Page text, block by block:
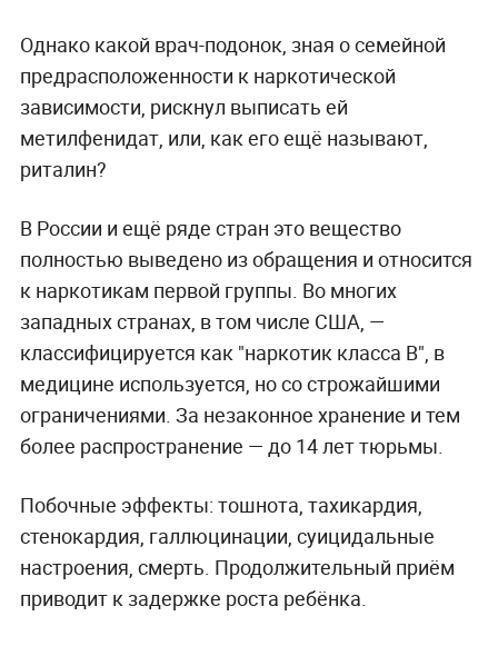
Однако какой врач-подонок, зная о семейной
предрасположенности к наркотической
зависимости, рискнул выписать ей
метилфенидат, или, как его ещё называют,
риталин?
В России и ещё ряде стран это вещество
полностью выведено из обращения и относится
к наркотикам первой группы. Во многих
западных странах, в том числе США, —
классифицируется как "наркотик класса В", в
медицине используется, но со строжайшими
ограничениями. За незаконное хранение и тем
более распространение — до 14 лет тюрьмы.
Побочные эффекты: тошнота, тахикардия,
стенокардия, галлюцинации, суицидальные
настроения, смерть. Продолжительный приём
приводит к задержке роста ребёнка.